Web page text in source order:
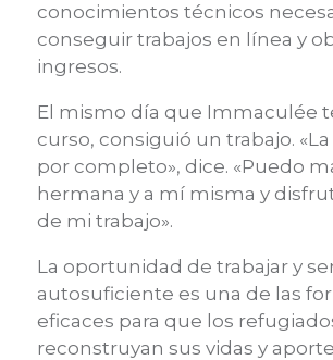
conocimientos técnicos
conseguir trabajos en línea y
ingresos.
El mismo día que Immaculée
curso, consiguió un trabajo.
por completo», dice. «Puedo
hermana y a mí misma y
de mi trabajo».
La oportunidad de trabajar y
autosuficiente es una de las
eficaces para que los
reconstruyan sus vidas y